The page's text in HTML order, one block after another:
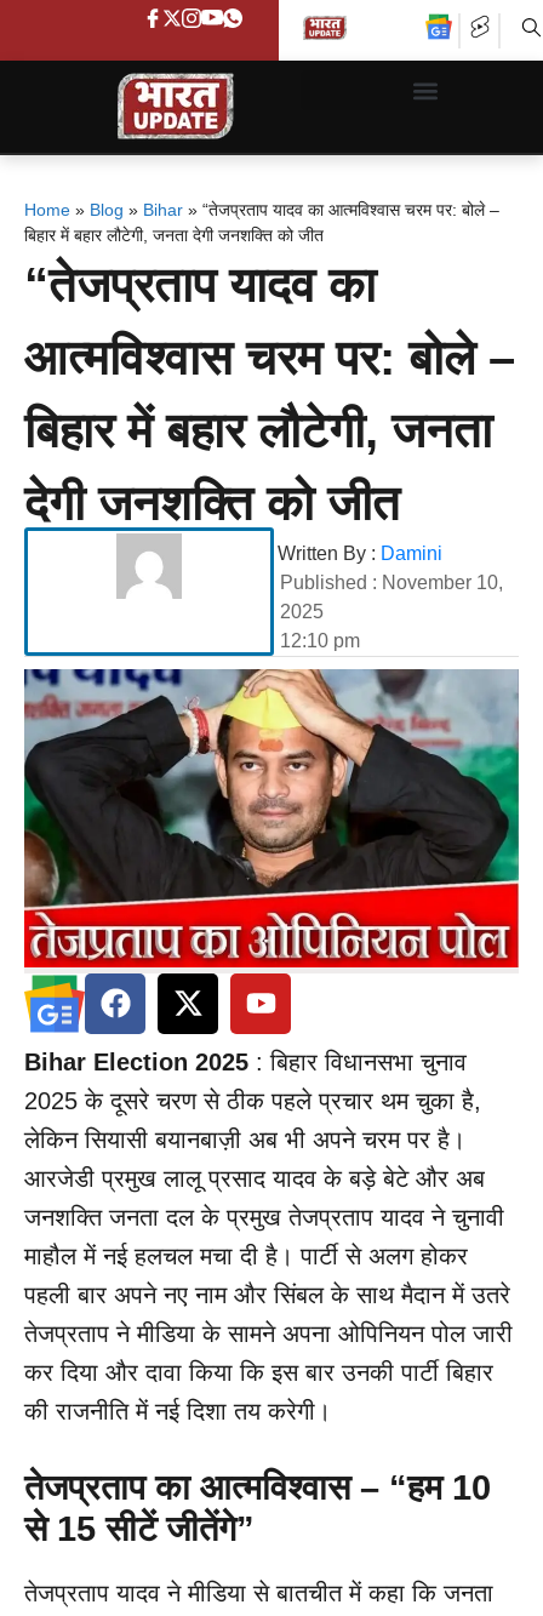
Home » Blog » Bihar » “तेजप्रताप यादव का आत्मविश्वास चरम पर: बोले –
बिहार में बहार लौटेगी, जनता देगी जनशक्ति को जीत
“तेजप्रताप यादव का
आत्मविश्वास चरम पर: बोले –
बिहार में बहार लौटेगी, जनता
देगी जनशक्ति को जीत
Written By : Damini
Published : November 10,
2025
12:10 pm
Bihar Election 2025 : बिहार विधानसभा चुनाव
2025 के दूसरे चरण से ठीक पहले प्रचार थम चुका है,
लेकिन सियासी बयानबाज़ी अब भी अपने चरम पर है।
आरजेडी प्रमुख लालू प्रसाद यादव के बड़े बेटे और अब
जनशक्ति जनता दल के प्रमुख तेजप्रताप यादव ने चुनावी
माहौल में नई हलचल मचा दी है। पार्टी से अलग होकर
पहली बार अपने नए नाम और सिंबल के साथ मैदान में उतरे
तेजप्रताप ने मीडिया के सामने अपना ओपिनियन पोल जारी
कर दिया और दावा किया कि इस बार उनकी पार्टी बिहार
की राजनीति में नई दिशा तय करेगी।
तेजप्रताप का आत्मविश्वास – “हम 10
से 15सीटें जीतेंगे”
तेजप्रताप यादव ने मीडिया से बातचीत में कहा कि जनता